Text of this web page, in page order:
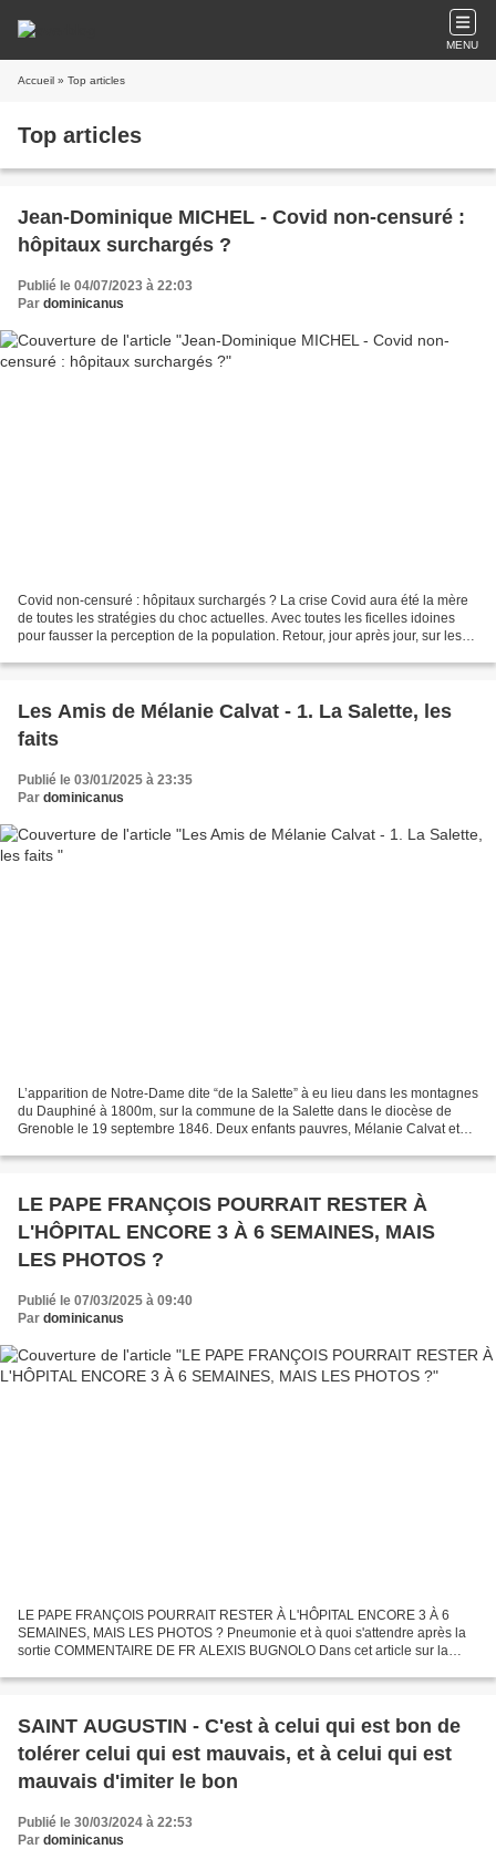
MENU
Accueil » Top articles
Top articles
Jean-Dominique MICHEL - Covid non-censuré :
hôpitaux surchargés ?
Publié le 04/07/2023 à 22:03
Par dominicanus
Covid non-censuré : hôpitaux surchargés ? La crise Covid aura été la mère
de toutes les stratégies du choc actuelles. Avec toutes les ficelles idoines
pour fausser la perception de la population. Retour, jour après jour, sur les
Les Amis de Mélanie Calvat - 1. La Salette, les
faits
Publié le 03/01/2025 à 23:35
Par dominicanus
L’apparition de Notre-Dame dite “de la Salette” à eu lieu dans les montagnes
du Dauphiné à 1800m, sur la commune de la Salette dans le diocèse de
Grenoble le 19 septembre 1846. Deux enfants pauvres, Mélanie Calvat et
LE PAPE FRANÇOIS POURRAIT RESTER À
L'HÔPITAL ENCORE 3 À 6 SEMAINES, MAIS
LES PHOTOS ?
Publié le 07/03/2025 à 09:40
Par dominicanus
LE PAPE FRANÇOIS POURRAIT RESTER À L'HÔPITAL ENCORE 3 À 6
SEMAINES, MAIS LES PHOTOS ? Pneumonie et à quoi s'attendre après la
sortie COMMENTAIRE DE FR ALEXIS BUGNOLO Dans cet article sur la
SAINT AUGUSTIN - C'est à celui qui est bon de
tolérer celui qui est mauvais, et à celui qui est
mauvais d'imiter le bon
Publié le 30/03/2024 à 22:53
Par dominicanus